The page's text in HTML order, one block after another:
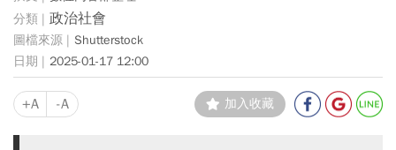
政治社會
Shutterstock
2025-01-17 12:00
+A -A 加入收藏